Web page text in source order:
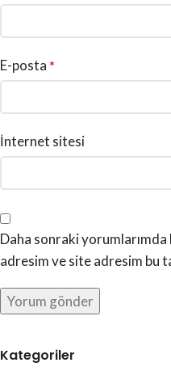
E-posta *
İnternet sitesi
Daha sonraki yorumlarımda
adresim ve site adresim bu
Kategoriler